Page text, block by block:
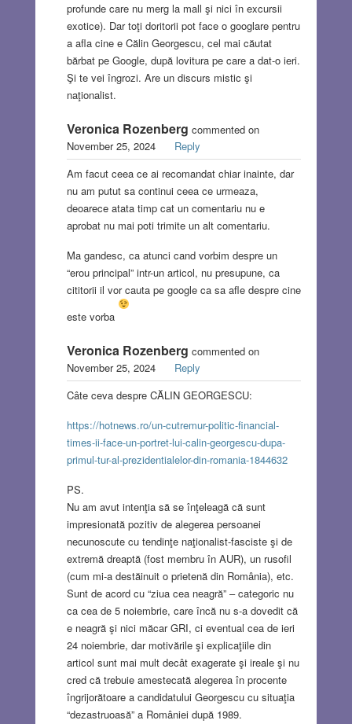
profunde care nu merg la mall şi nici în excursii
exotice). Dar toţi doritorii pot face o googlare pentru
a afla cine e Călin Georgescu, cel mai căutat
bărbat pe Google, după lovitura pe care a dat-o ieri.
Şi te vei îngrozi. Are un discurs mistic şi
naţionalist.
Veronica Rozenberg commented on
November 25, 2024
Reply
Am facut ceea ce ai recomandat chiar inainte, dar
nu am putut sa continui ceea ce urmeaza,
deoarece atata timp cat un comentariu nu e
aprobat nu mai poti trimite un alt comentariu.
Ma gandesc, ca atunci cand vorbim despre un
“erou principal” intr-un articol, nu presupune, ca
cititorii il vor cauta pe google ca sa afle despre cine
este vorba
Veronica Rozenberg commented on
November 25, 2024
Reply
Câte ceva despre CĂLIN GEORGESCU:
https://hotnews.ro/un-cutremur-politic-financial-
times-ii-face-un-portret-lui-calin-georgescu-dupa-
primul-tur-al-prezidentialelor-din-romania-1844632
PS.
Nu am avut intenţia să se înţeleagă că sunt
impresionată pozitiv de alegerea persoanei
necunoscute cu tendinţe naţionalist-fasciste şi de
extremă dreaptă (fost membru în AUR), un rusofil
(cum mi-a destăinuit o prietenă din România), etc.
Sunt de acord cu “ziua cea neagră” – categoric nu
ca cea de 5 noiembrie, care încă nu s-a dovedit că
e neagră şi nici măcar GRI, ci eventual cea de ieri
24 noiembrie, dar motivările şi explicaţiile din
articol sunt mai mult decât exagerate şi ireale şi nu
cred că trebuie amestecată alegerea în procente
îngrijorătoare a candidatului Georgescu cu situaţia
“dezastruoasă” a României după 1989.